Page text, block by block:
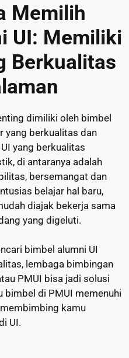
Memilih
UI: Memiliki
Berkualitas
dimiliki oleh bimbel
yang berkualitas dan
yang berkualitas
di antaranya adalah
bersemangat dan
belajar hal baru,
diajak bekerja sama
yang digeluti.
bimbel alumni UI
lembaga bimbingan
PMUI bisa jadi solusi
bimbel di PMUI memenuhi
kamu
UI.